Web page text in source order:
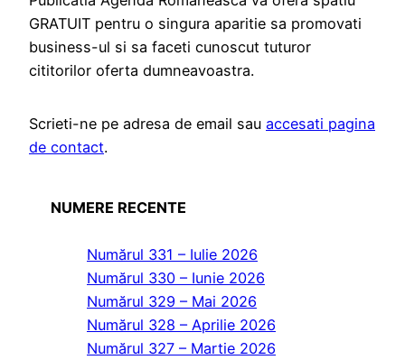
GRATUIT pentru o singura aparitie sa promovati
business-ul si sa faceti cunoscut tuturor
cititorilor oferta dumneavoastra.
Scrieti-ne pe adresa de email sau accesati pagina
de contact.
NUMERE RECENTE
Numărul 331 – Iulie 2026
Numărul 330 – Iunie 2026
Numărul 329 – Mai 2026
Numărul 328 – Aprilie 2026
Numărul 327 – Martie 2026